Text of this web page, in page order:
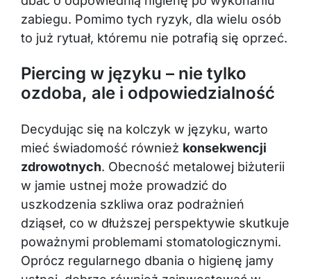
zabiegu. Pomimo tych ryzyk, dla wielu osób
to już rytuał, któremu nie potrafią się oprzeć.
Piercing w języku – nie tylko
ozdoba, ale i odpowiedzialność
Decydując się na kolczyk w języku, warto
mieć świadomość również
konsekwencji
zdrowotnych
. Obecność metalowej biżuterii
w jamie ustnej może prowadzić do
uszkodzenia szkliwa oraz podrażnień
dziąseł, co w dłuższej perspektywie skutkuje
poważnymi problemami stomatologicznymi.
Oprócz regularnego dbania o higienę jamy
ustnej, dobrze również zainwestować w